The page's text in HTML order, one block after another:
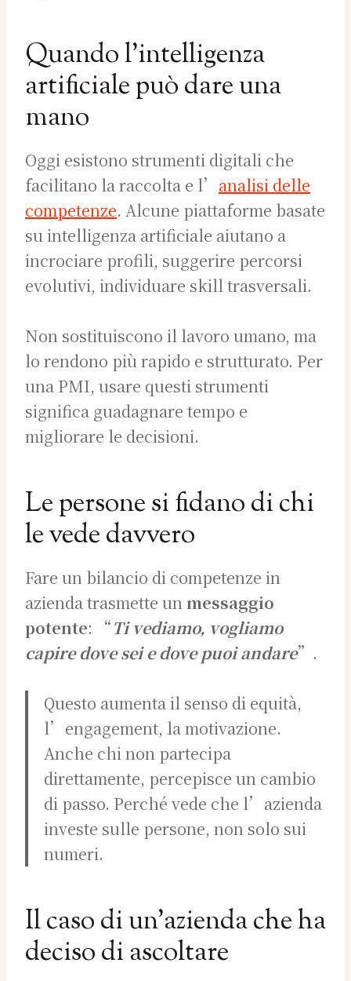
Quando l’intelligenza
artificiale può dare una
mano
Oggi esistono strumenti digitali che
facilitano la raccolta e l’ analisi delle
competenze. Alcune piattaforme basate
su intelligenza artificiale aiutano a
incrociare profili, suggerire percorsi
evolutivi, individuare skill trasversali.
Non sostituiscono il lavoro umano, ma
lo rendono più rapido e strutturato. Per
una PMI, usare questi strumenti
significa guadagnare tempo e
migliorare le decisioni.
Le persone si fidano di chi
le vede davvero
Fare un bilancio di competenze in
azienda trasmette unmessaggio
potente: “Ti vediamo, vogliamo
capire dove sei e dove puoi andare”.
Questo aumenta il senso di equità,
l’engagement, la motivazione.
Anche chi non partecipa
direttamente, percepisce un cambio
di passo. Perché vede che l’azienda
investe sulle persone, non solo sui
numeri.
Il caso di un’azienda che ha
deciso di ascoltare